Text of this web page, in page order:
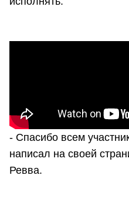
- Спасибо всем
написал на своей
Ревва.